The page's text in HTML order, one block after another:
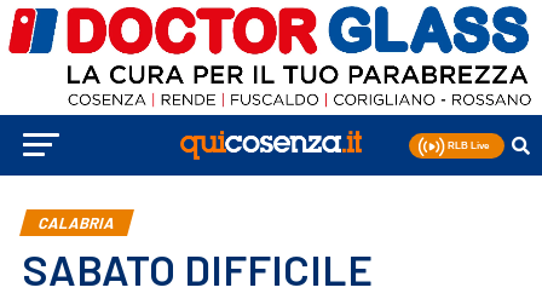
CALABRIA
SABATO DIFFICILE